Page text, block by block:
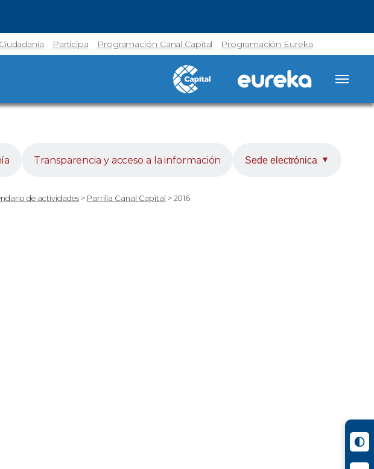
Participa Programación Canal Capital Programación Eureka
Transparencia y acceso a la información Sede electrónica ▼
de actividades > Parrilla Canal Capital > 2016